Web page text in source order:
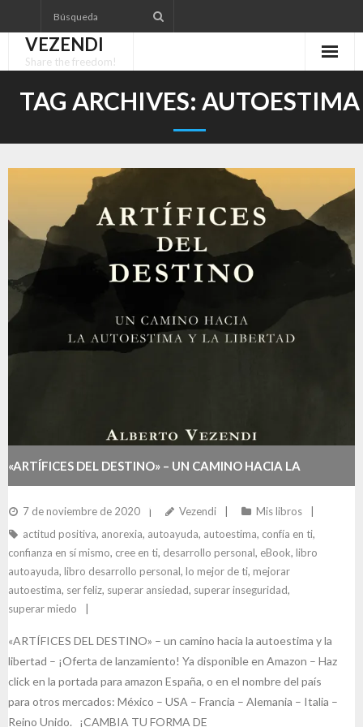
to
contentVEZENDI
Share the freedom!
TAG ARCHIVES: AUTOESTIMA
«ARTÍFICES DEL DESTINO» – UN CAMINO HACIA LA
AUTOESTIMA Y LA LIBERTAD
7 de noviembre de 2020 Vezendi
Mis libros
actitud positiva, anorexia, autoayuda, autoestima, confía en ti,
confianza en sí mismo, cree en ti, desarrollo personal, eBook, libro
autoayuda, libro desarrollo personal, lo mejor de ti, mejorar
autoestima, ser feliz, superar ansiedad, superar inseguridad,
superar miedo
«ARTÍFICES DEL DESTINO» – un camino hacia la autoestima y la
libertad – ¡Oferta de lanzamiento! Ya disponible en Amazon – Haz
click en la portada para amazon España, o en el nombre del país
para otros mercados: México – USA – Francia – Alemania – Italia –
Reino Unido. ¡CAMBIA TU FORMA DE